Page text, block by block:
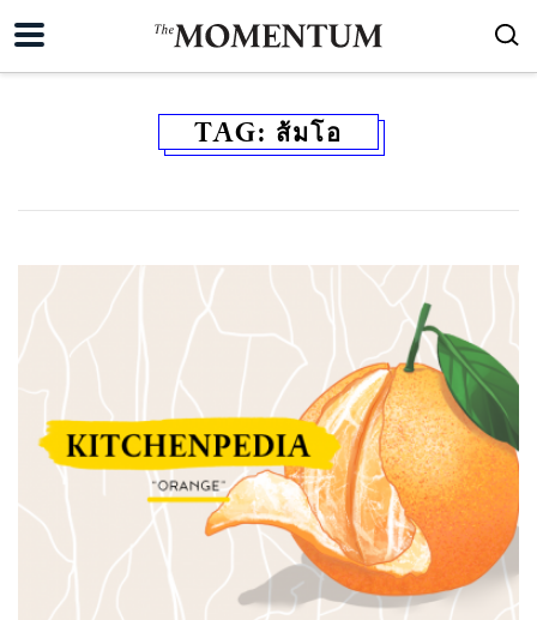
TAG: ส้มโอ
SHARE TWEET LINE EMAIL